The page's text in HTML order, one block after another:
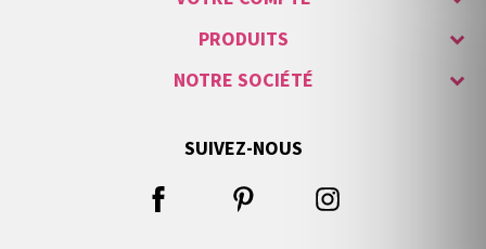
PRODUITS
NOTRE SOCIÉTÉ
SUIVEZ-NOUS